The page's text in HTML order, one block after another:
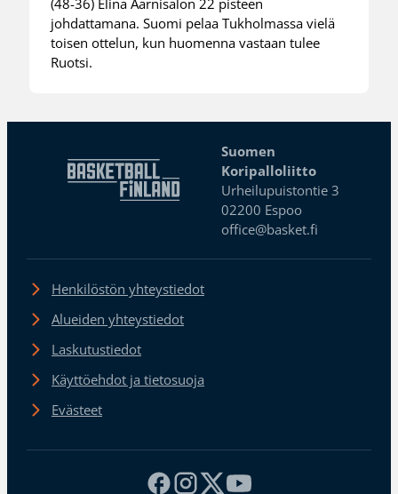
(48-36) Elina Aarnisalon 22 pisteen
johdattamana. Suomi pelaa Tukholmassa vielä
toisen ottelun, kun huomenna vastaan tulee
Ruotsi.
Suomen
Koripalloliitto
Urheilupuistontie 3
02200 Espoo
office@basket.fi
Henkilöstön yhteystiedot
Alueiden yhteystiedot
Laskutustiedot
Käyttöehdot ja tietosuoja
Evästeet